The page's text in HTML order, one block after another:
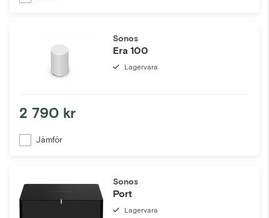
Sonos
Era 100
Lagervara
2 790 kr
Jämför
Sonos
Port
Lagervara